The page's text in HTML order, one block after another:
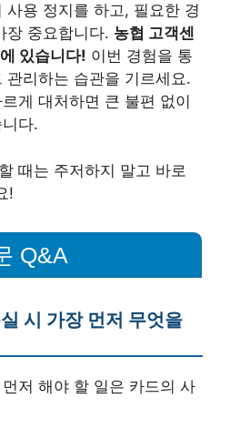
사용 정지를 하고, 필요한 경
장 중요합니다. 농협 고객센
있습니다! 이번 경험을 통
관리하는 습관을 기르세요.
게 대처하면 큰 불편 없이
다.
때는 주저하지 말고 바로
!
Q&A
시 가장 먼저 무엇을
저 해야 할 일은 카드의 사